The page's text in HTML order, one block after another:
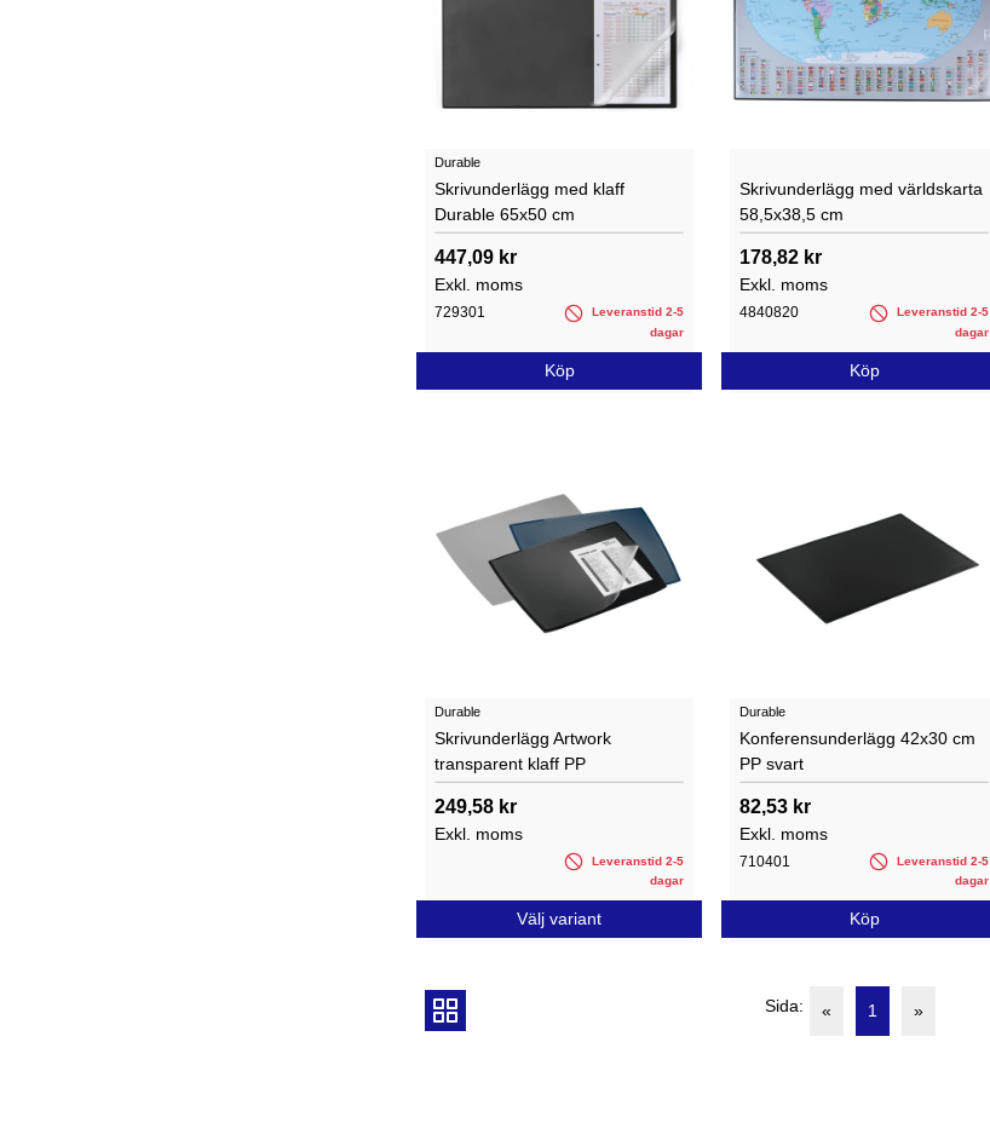
Durable
Skrivunderlägg med klaff
Durable 65x50 cm
447,09 kr
Exkl. moms
729301
Leveranstid 2-5
dagar
Köp
Skrivunderlägg med världskarta
58,5x38,5 cm
178,82 kr
Exkl. moms
4840820
Leveranstid 2-5
dagar
Köp
Durable
Skrivunderlägg Artwork
transparent klaff PP
249,58 kr
Exkl. moms
Leveranstid 2-5
dagar
Välj variant
Durable
Konferensunderlägg 42x30 cm
PP svart
82,53 kr
Exkl. moms
710401
Leveranstid 2-5
dagar
Köp
Sida: « 1 »